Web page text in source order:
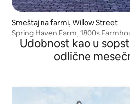
Smeštaj na farmi, Willow Street
Spring Haven Farm, 1800s
Udobnost kao u
odlične